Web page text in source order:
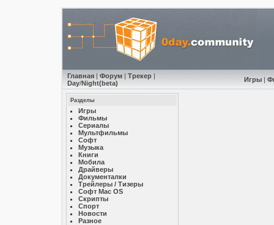
Главная| Форум| Трекер|
Day/Night(beta) Игры|
Разделы
Игры
Фильмы
Сериалы
Мультфильмы
Софт
Музыкa
Книги
Мобила
Драйверы
Документалки
Трейлеры / Тизеры
Софт Mac OS
Скрипты
Спорт
Новости
Разное